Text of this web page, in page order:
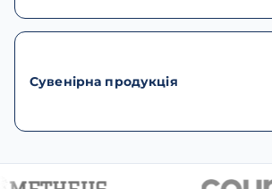
Сувенірна продукція